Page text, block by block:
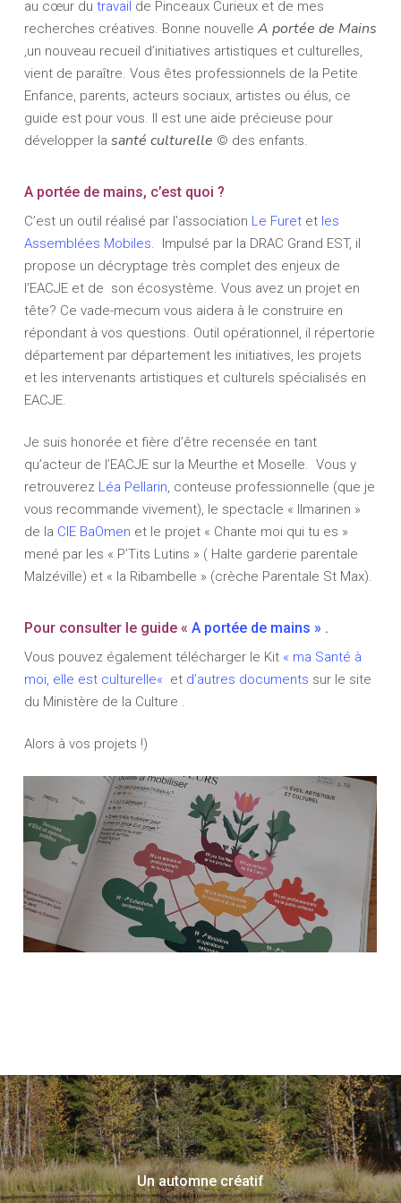
au cœur du travail de Pinceaux Curieux et de mes
recherches créatives. Bonne nouvelle A portée de Mains
,un nouveau recueil d’initiatives artistiques et culturelles,
vient de paraître. Vous êtes professionnels de la Petite
Enfance, parents, acteurs sociaux, artistes ou élus, ce
guide est pour vous. Il est une aide précieuse pour
développer la santé culturelle © des enfants.
A portée de mains, c’est quoi ?
C’est un outil réalisé par l’association Le Furetet les
Assemblées Mobiles.
Impulsé par la DRAC Grand EST, il
propose un décryptage très complet des enjeux de
l’EACJE et de son écosystème. Vous avez un projet en
tête? Ce vade-mecum vous aidera à le construire en
répondant à vos questions. Outil opérationnel, il répertorie
département par département les initiatives, les projets
et les intervenants artistiques et culturels spécialisés en
EACJE.
Je suis honorée et fière d’être recensée en tant
qu’acteur de l’EACJE sur la Meurthe et Moselle. Vous y
retrouverez Léa Pellarin, conteuse professionnelle (que je
vous recommande vivement), le spectacle « Ilmarinen »
de la CIE BaOmen et le projet « Chante moi qui tu es »
mené par les « P’Tits Lutins » ( Halte garderie parentale
Malzéville) et « la Ribambelle » (crèche Parentale St Max).
Pour consulter le guide « A portée de mains » .
Vous pouvez également télécharger le Kit « ma Santé à
moi, elle est culturelle« et d’autres documents sur le site
du Ministère de la Culture .
Alors à vos projets !)
Un automne créatif